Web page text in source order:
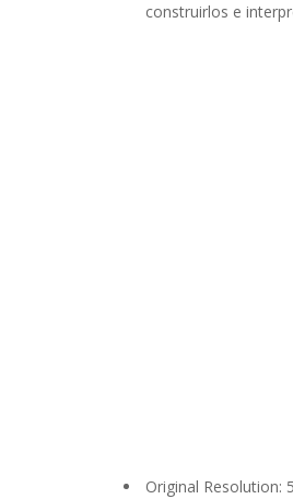
construirlos e
Original Resolution: